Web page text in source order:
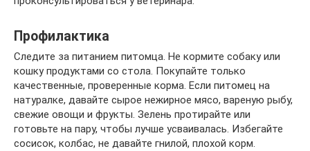
Профилактика
Следите за питанием питомца. Не кормите собаку или
кошку продуктами со стола. Покупайте только
качественные, проверенные корма. Если питомец на
натуралке, давайте сырое нежирное мясо, вареную рыбу,
свежие овощи и фрукты. Зелень протирайте или
готовьте на пару, чтобы лучше усваивалась. Избегайте
сосисок, колбас, не давайте гнилой, плохой корм.